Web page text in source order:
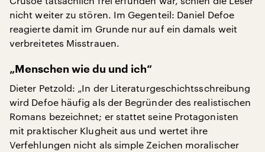
nicht weiter zu stören. Im Gegenteil: Daniel Defoe
reagierte damit im Grunde nur auf ein damals weit
verbreitetes Misstrauen.
„Menschen wie du und ich“
Dieter Petzold: „In der Literaturgeschichtsschreibung
wird Defoe häufig als der Begründer des realistischen
Romans bezeichnet; er stattet seine Protagonisten
mit praktischer Klugheit aus und wertet ihre
Verfehlungen nicht als simple Zeichen moralischer